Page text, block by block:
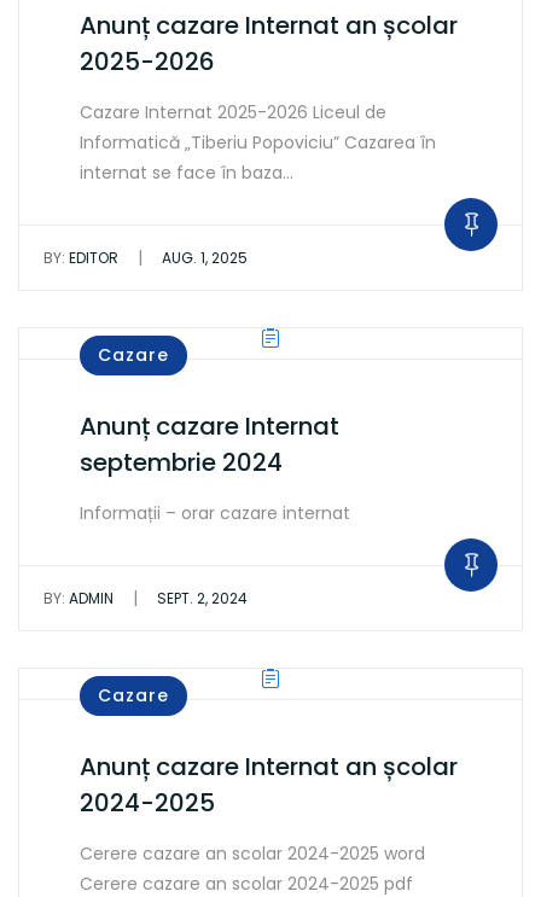
Anunț cazare Internat an școlar
2025-2026
Cazare Internat 2025-2026 Liceul de
Informatică „Tiberiu Popoviciu” Cazarea în
internat se face în baza…
BY: EDITOR | AUG. 1, 2025
Cazare
Anunț cazare Internat
septembrie 2024
Informații – orar cazare internat
BY: ADMIN | SEPT. 2, 2024
Cazare
Anunț cazare Internat an școlar
2024-2025
Cerere cazare an scolar 2024-2025 word
Cerere cazare an scolar 2024-2025 pdf